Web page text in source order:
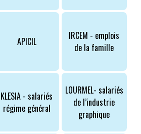
APICIL
IRCEM - emplois
de la famille
KLESIA - salariés
régime général
LOURMEL- salariés
de l’industrie
graphique